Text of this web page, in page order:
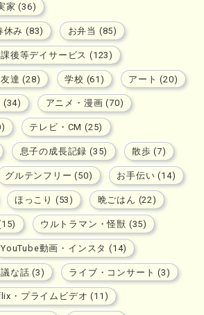
家 (36)
休み (83) お弁当 (85)
後等デイサービス (123)
達 (28) 学校 (61) アート (20)
(34) アニメ・漫画 (70)
テレビ・CM (25)
息子の成長記録 (35) 散歩 (7)
グルテンフリー (50) お手伝い (14)
ほっこり (53) 晩ごはん (22)
ウルトラマン・怪獣 (35)
YouTube動画・インスタ (14)
な話 (3) ライブ・コンサート (3)
・プライムビデオ (11)